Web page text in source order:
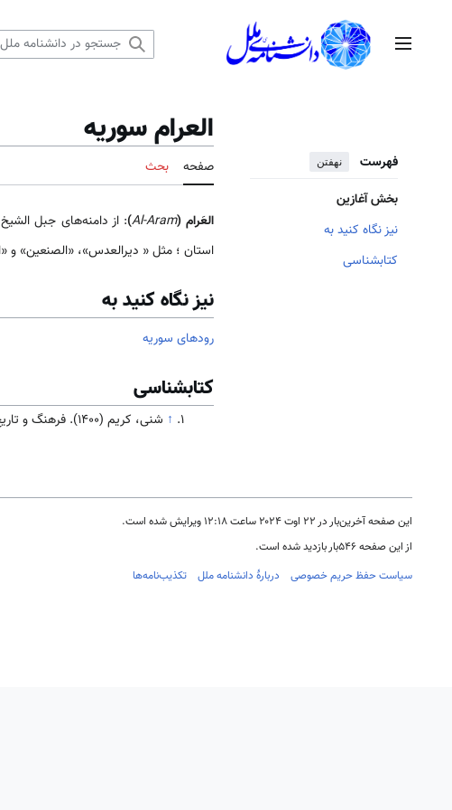
منوی اصلی
فهرست نهفتن
بخش آغازین
نیز نگاه کنید به
کتابشناسی
العرام سوریه
صفحه بحث
العَرام (Al-Aram
): از دامنه‌های جبل
استان ؛ مثل « دیرالعدس»، «الصنعین» و
نیز نگاه کنید به
رودهای سوریه
کتابشناسی
↑ شنی، کریم (۱۴۰۰). فرهنگ و تاریخ سوریه. تهران: سازمان فرهنگ و ارتباطات اسلامی( در دست انتشار)
این صفحه آخرین‌بار در ‏۲۲ اوت ۲۰۲۴ ساعت ‏۱۲:۱۸ ویرایش شده است.
از این صفحه ۵۴۶بار بازدید شده است.
سیاست حفظ حریم خصوصی
دربارهٔ دانشنامه ملل تکذیب‌نامه‌ها